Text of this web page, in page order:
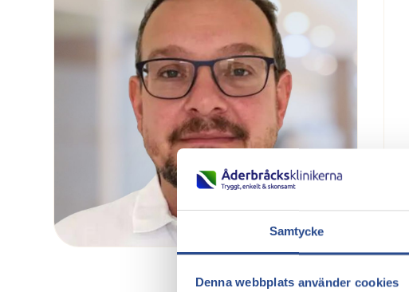
Samtycke
Denna webbplats använder cookies